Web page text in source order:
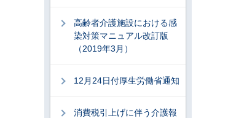
高齢者介護施設における感
染対策マニュアル改訂版
（2019年3月）
12月24日付厚生労働省通知
消費税引上げに伴う介護報